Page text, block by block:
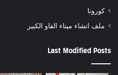
كورونا
ملف انشاء ميناء الفاو الكبير
Last Modified Posts